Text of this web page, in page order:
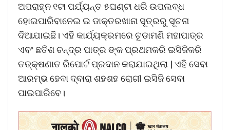
ଅପରାହ୍ନ ୧ଟା ପର୍ଯ୍ୟନ୍ତ ୫ଘଣ୍ଟା ଧରି ଉପଲବ୍ଧ
ହୋଇପାରିବାନେଇ ଇ ଡାକ୍ତରଖାନା ସୂତ୍ରରୁ ସୂଚନା
ଦିଆଯାଇଛି। ଏହି କାର୍ଯ୍ୟକ୍ରମରେ ଚୂଡାମଣି ମହାପାତ୍ର
ଏବଂ ଛତିଶ ଚନ୍ଦ୍ର ପାତ୍ର ଙ୍କ ପ୍ରଥମକରି ଇସିଜିକରି
ତତ୍‌କ୍ଷଣାତ ରିପୋର୍ଟ ପ୍ରଦାନ କରାଯାଇଥିଲା | ଏହି ସେବା
ଆରମ୍ଭ ହେବା ଦ୍ବାରା ଶହଶହ ରୋଗୀ ଇସିଜି ସେବା
ପାଇପାରିବେ।